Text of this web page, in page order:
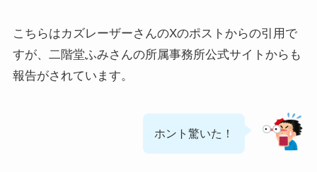
こちらはカズレーザーさんのXのポストからの引用で
すが、二階堂ふみさんの所属事務所公式サイトからも
報告がされています。
ホント驚いた！